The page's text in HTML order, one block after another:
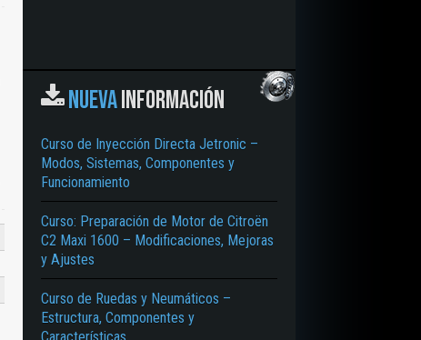
NUEVAINFORMACIÓN
Curso de Inyección Directa Jetronic –
Modos, Sistemas, Componentes y
Funcionamiento
Curso: Preparación de Motor de Citroën
C2 Maxi 1600 – Modificaciones, Mejoras
y Ajustes
Curso de Ruedas y Neumáticos –
Estructura, Componentes y